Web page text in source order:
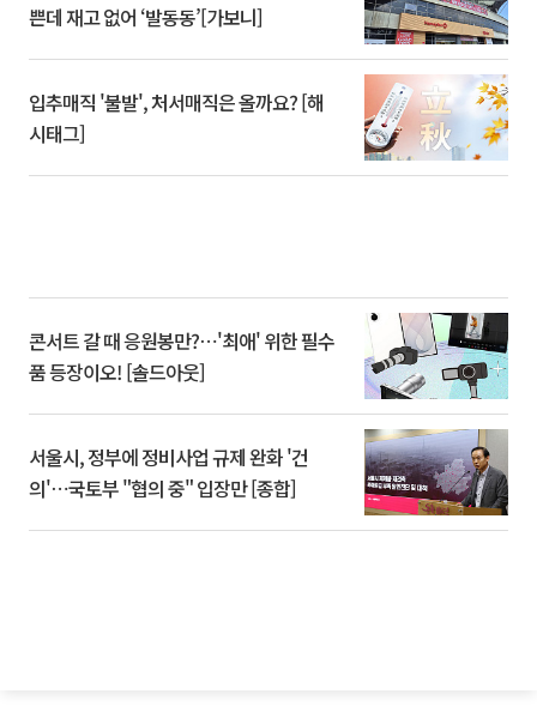
쁜데 재고 없어 ‘발동동’[가보니]
입추매직 '불발', 처서매직은 올까요? [해
시태그]
콘서트 갈 때 응원봉만?⋯'최애' 위한 필수
품 등장이오! [솔드아웃]
서울시, 정부에 정비사업 규제 완화 '건
의'⋯국토부 "협의 중" 입장만 [종합]